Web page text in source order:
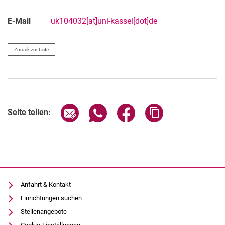
E-Mail uk104032[at]uni-kassel[dot]de
Zurück zur Liste
Seite teilen: Seite über E-Mail teilen
Seite über WhatsApp teilen
Seite über Facebook
Anfahrt & Kontakt
Einrichtungen suchen
Stellenangebote